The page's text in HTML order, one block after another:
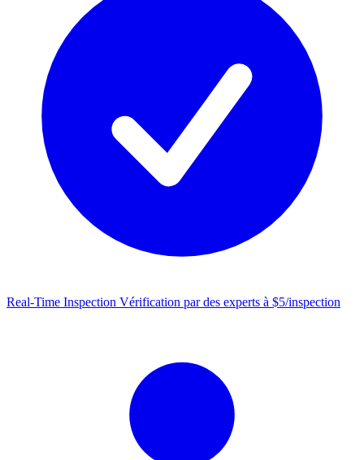
Real-Time Inspection Vérification par des experts à $5/inspection